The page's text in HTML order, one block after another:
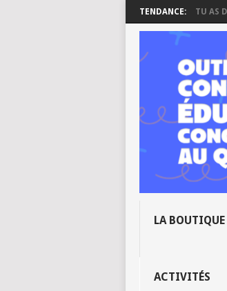
TENDANCE: TU AS
LA BOUTIQUE
ACTIVITÉS